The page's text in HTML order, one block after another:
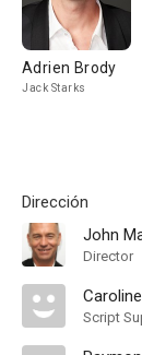
Adrien Brody
Jack Starks
Dirección
John
Director
Script